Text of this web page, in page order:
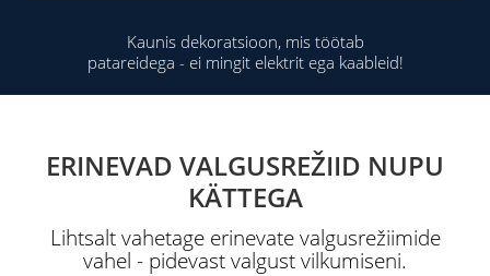
Kaunis dekoratsioon, mis töötab
patareidega - ei mingit elektrit ega kaableid!
ERINEVAD VALGUSREŽIID NUPU
KÄTTEGA
Lihtsalt vahetage erinevate valgusrežiimide
vahel - pidevast valgust vilkumiseni.